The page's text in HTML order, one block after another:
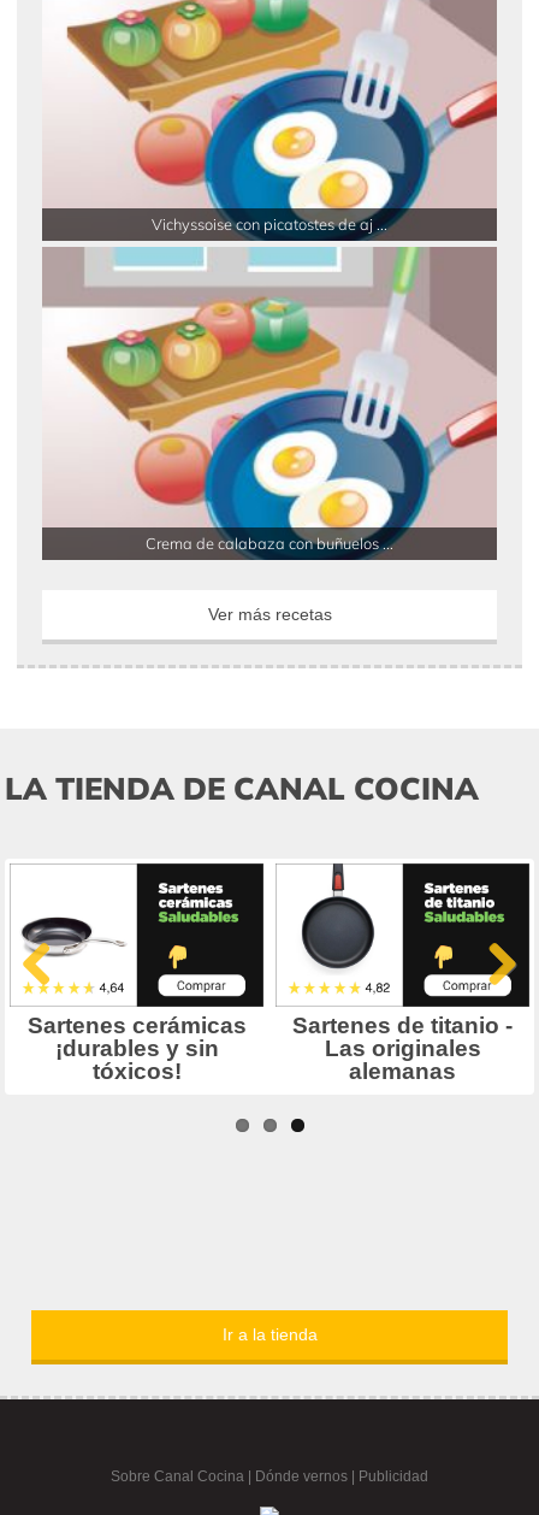
Vichyssoise con picatostes de aj ...
Crema de calabaza con buñuelos ...
Ver más recetas
LA TIENDA DE CANAL COCINA
Ir a la tienda
Sobre Canal Cocina Dónde vernos | Publicidad